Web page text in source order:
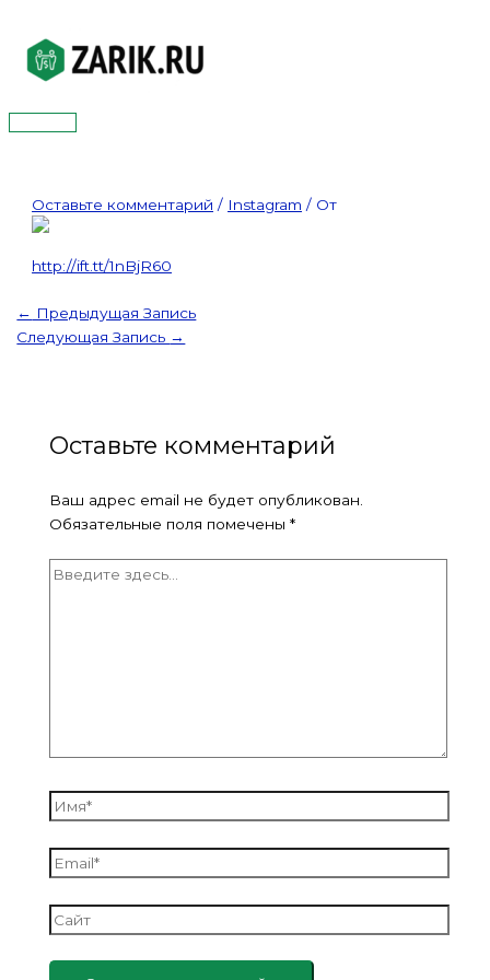
содержимому
Главное
Оставьте комментарий / Instagram / От
http://ift.tt/1nBjR60
← Предыдущая Запись
Следующая Запись →
Оставьте комментарий
Ваш адрес email не будет опубликован.
Обязательные поля помечены *
Введите
Имя*
Email*
Сайт